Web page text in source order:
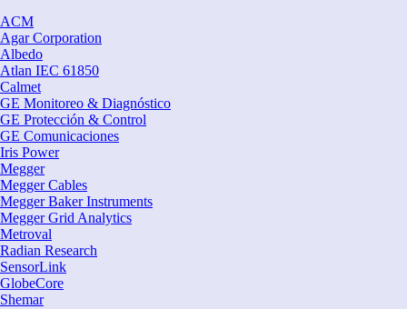
ACM
Agar Corporation
Albedo
Atlan IEC 61850
Calmet
GE Monitoreo & Diagnóstico
GE Protección & Control
GE Comunicaciones
Iris Power
Megger
Megger Cables
Megger Baker Instruments
Megger Grid Analytics
Metroval
Radian Research
SensorLink
GlobeCore
Shemar